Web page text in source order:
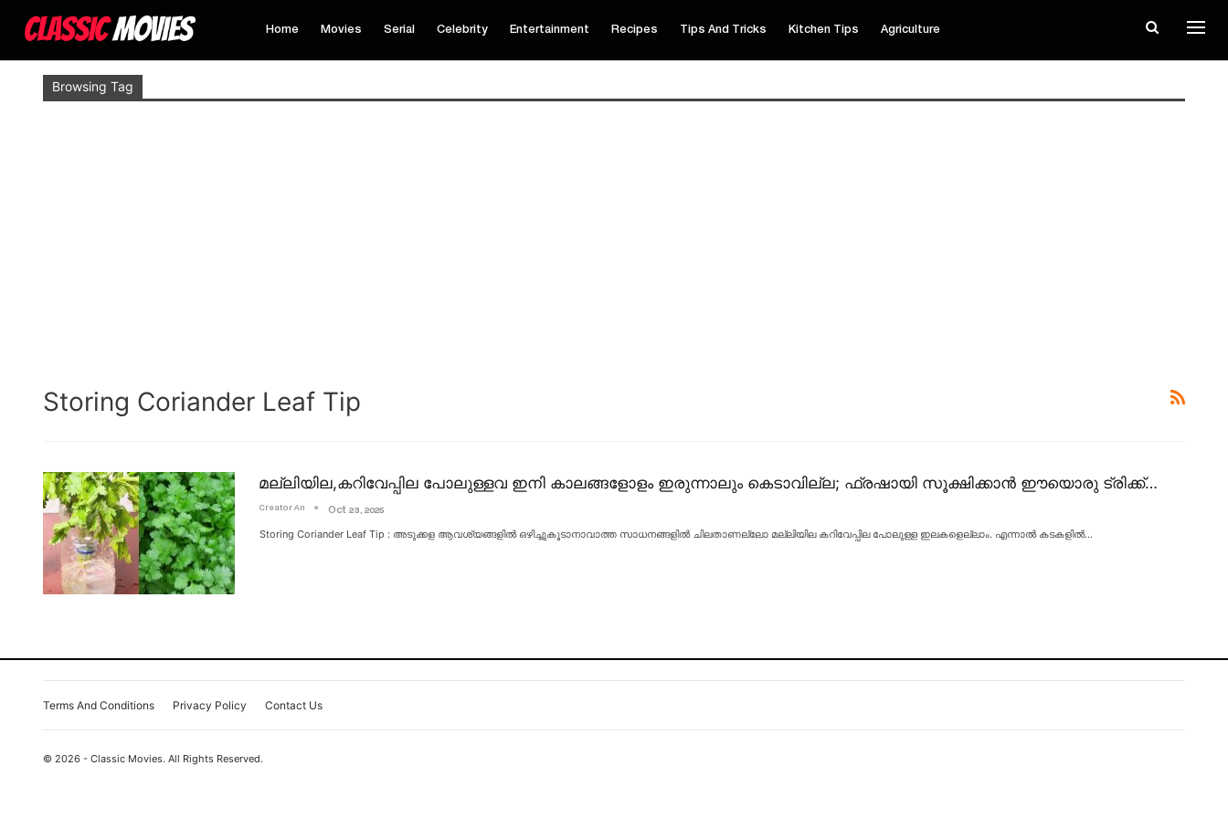
Home Movies Serial Celebrity Entertainment Recipes Tips And Tricks Kitchen Tips Agriculture
Browsing Tag
Storing Coriander Leaf Tip
മല്ലിയില,കറിവേപ്പില പോലുള്ളവ ഇനി കാലങ്ങളോളം ഇരുന്നാലും കെടാവില്ല; ഫ്രഷായി സൂക്ഷിക്കാൻ ഈയൊരു ട്രിക്ക്…
Creator An Oct 23, 2025
Storing Coriander Leaf Tip : അടുക്കള ആവശ്യങ്ങളിൽ ഒഴിച്ചുകൂടാനാവാത്ത സാധനങ്ങളിൽ ചിലതാണല്ലോ മല്ലിയില കറിവേപ്പില പോലുള്ള ഇലകളെല്ലാം. എന്നാൽ കടകളിൽ…
Terms And Conditions Privacy Policy Contact Us
© 2026 - Classic Movies. All Rights Reserved.